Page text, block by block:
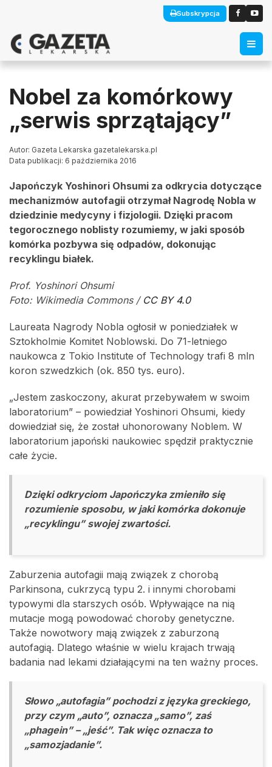
Subskrypcja
Nobel za komórkowy
„serwis sprzątający”
Autor: Gazeta Lekarska gazetalekarska.pl
Data publikacji: 6 października 2016
Japończyk Yoshinori Ohsumi za odkrycia dotyczące
mechanizmów autofagii otrzymał Nagrodę Nobla w
dziedzinie medycyny i fizjologii. Dzięki pracom
tegorocznego noblisty rozumiemy, w jaki sposób
komórka pozbywa się odpadów, dokonując
recyklingu białek.
Prof. Yoshinori Ohsumi
Foto: Wikimedia Commons / CC BY 4.0
Laureata Nagrody Nobla ogłosił w poniedziałek w
Sztokholmie Komitet Noblowski. Do 71-letniego
naukowca z Tokio Institute of Technology trafi 8 mln
koron szwedzkich (ok. 850 tys. euro).
„Jestem zaskoczony, akurat przebywałem w swoim
laboratorium” – powiedział Yoshinori Ohsumi, kiedy
dowiedział się, że został uhonorowany Noblem. W
laboratorium japoński naukowiec spędził praktycznie
całe życie.
Dzięki odkryciom Japończyka zmieniło się
rozumienie sposobu, w jaki komórka dokonuje
„recyklingu” swojej zwartości.
Zaburzenia autofagii mają związek z chorobą
Parkinsona, cukrzycą typu 2. i innymi chorobami
typowymi dla starszych osób. Wpływające na nią
mutacje mogą powodować choroby genetyczne.
Także nowotwory mają związek z zaburzoną
autofagią. Dlatego właśnie w wielu krajach trwają
badania nad lekami działającymi na ten ważny proces.
Słowo „autofagia” pochodzi z języka greckiego,
przy czym „auto”, oznacza „samo”, zaś
„phagein” – „jeść”. Tak więc oznacza to
„samozjadanie”.